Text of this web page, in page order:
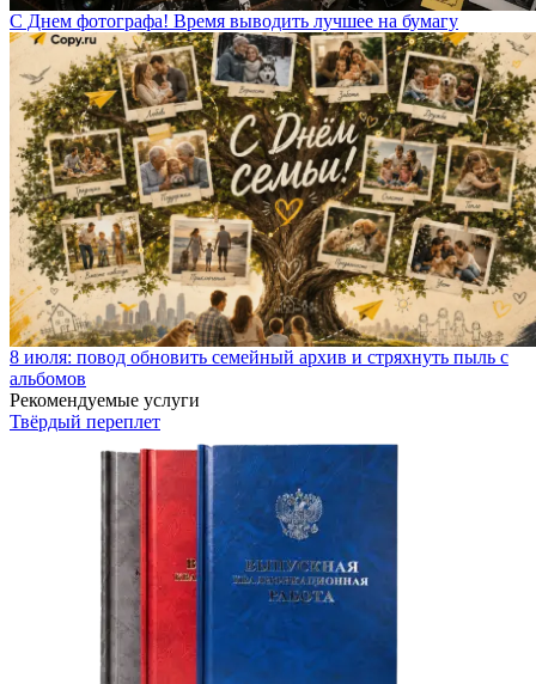
С Днем фотографа! Время выводить лучшее на бумагу
8 июля: повод обновить семейный архив и стряхнуть пыль с
альбомов
Рекомендуемые услуги
Твёрдый переплет